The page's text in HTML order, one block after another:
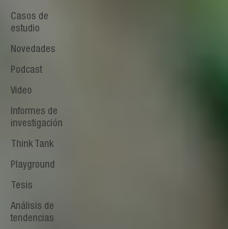
Casos de
estudio
Novedades
Podcast
Video
Informes de
investigación
Think Tank
Playground
Tesis
Análisis de
tendencias